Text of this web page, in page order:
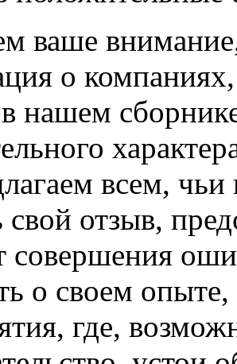
ваше
о
нашем
всем,
свой отзыв,
совершения
о своем
где,